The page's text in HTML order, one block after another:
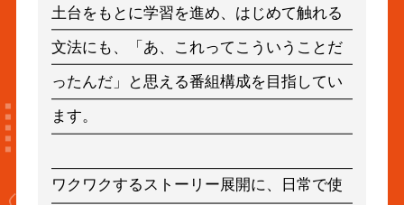
土台をもとに学習を進め、はじめて触れる
文法にも、「あ、これってこういうことだ
ったんだ」と思える番組構成を目指してい
ます。
ワクワクするストーリー展開に、日常で使